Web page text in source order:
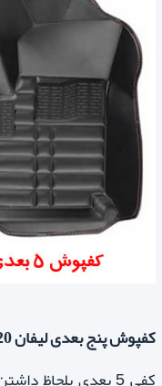
کفپوش پنج بعدی لیفان 620